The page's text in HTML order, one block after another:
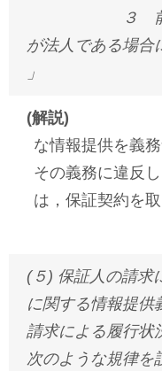
３ 前２項の
が法人である場合
」
(解説)
な情報提供を義
その義務に違反
は，保証契約を
(５) 保証人の請求
に関する情報提供
請求による履行状
次のような規律を